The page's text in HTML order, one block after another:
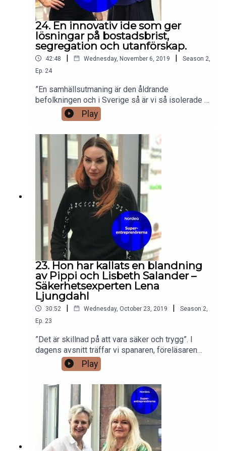
24. En innovativ ide som ger
lösningar på bostadsbrist,
segregation och utanförskap.
42:48 | Wednesday, November 6, 2019 | Season 2
Ep. 24
”En samhällsutmaning är den åldrande
befolkningen och i Sverige så är vi så isolerade i
våra åldersgrupper”I dagens avsnitt möter vi Anna
och Ann som med en lika enkel som genialisk
också till att vi möts mellan olika generationer
och den utvecklas ur användarnas perspektiv.
Dagens samtal ger hopp om en hållbarare framtid
med många intressanta vinklingar och nya sätt att
tänka. Välkommen att lyssna in.
Play
23. Hon har kallats en blandning
av Pippi och Lisbeth Salander –
Säkerhetsexperten Lena
Ljungdahl
30:52 | Wednesday, October 23, 2019 | Season 2
Ep. 23
”Det är skillnad på att vara säker och trygg”. I
dagens avsnitt träffar vi spanaren, föreläsaren
och säkerhetsexperten Lena Ljungdahl. Kan man
styra över sig själv om man skulle bli väldigt rädd
för män och kvinnor?Vad är kvinnor rädda för och
finns det fog för rädslan? Dessa frågor reder vi
ut där Lena ger värdefulla tips om hur vi alla kan
jobba med vår känsla av trygghet och vad vi kan
göra konkret för att höja säkerheten för oss och
vår omgivning.
Play